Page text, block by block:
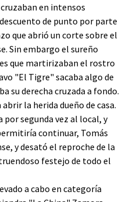
en intensos
de punto por parte
que abrió un corte sobre el
Sin embargo el sureño
que martirizaban el rostro
"El Tigre" sacaba algo de
su derecha cruzada a fondo.
la herida dueño de casa.
por segunda vez al local, y
continuar, Tomás
y desató el reproche de la
festejo de todo el
a cabo en categoría